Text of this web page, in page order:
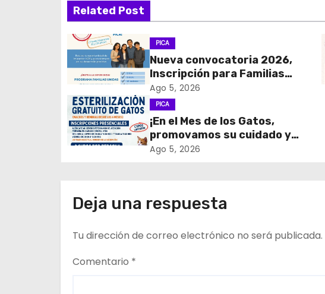
e
g
a
c
i
ó
e
e
n
Related Post
PICA
Nueva convocatoria 2026,
Inscripción para Familias
Unidas
Ago 5, 2026
PICA
¡En el Mes de los Gatos,
promovamos su cuidado y
tenencia responsable!
Ago 5, 2026
Deja una respuesta
Tu dirección de correo electrónico no será publicada.
Comentario *